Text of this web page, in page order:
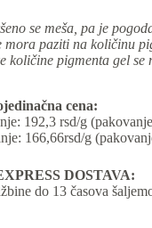
se meša, pa je
mora paziti na količinu
količine pigmenta gel se
cena:
192,3 rsd/g
166,66rsd/g
DOSTAVA:
do 13 časova